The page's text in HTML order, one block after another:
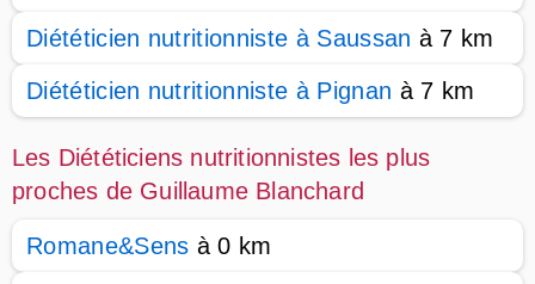
Diététicien nutritionniste à Saussan à 7 km
Diététicien nutritionniste à Pignan à 7 km
Les Diététiciens nutritionnistes les plus
proches de Guillaume Blanchard
Romane&Sens à 0 km